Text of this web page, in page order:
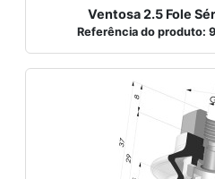
Ventosa 2.5 Fole
Referência do produto: